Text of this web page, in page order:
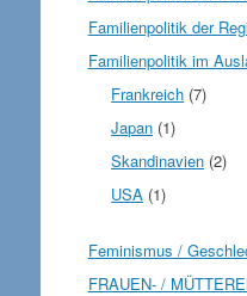
Familienpolitik der
Familienpolitik im
Frankreich (7)
Japan (1)
Skandinavien (2)
USA (1)
Feminismus /
FRAUEN- /